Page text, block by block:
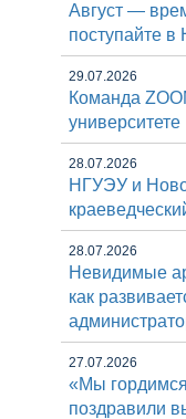
Август —
поступайте
29.07.2026
Команда
университете
28.07.2026
НГУЭУ и
28.07.2026
Невидимые
как
27.07.2026
«Мы
поздравили